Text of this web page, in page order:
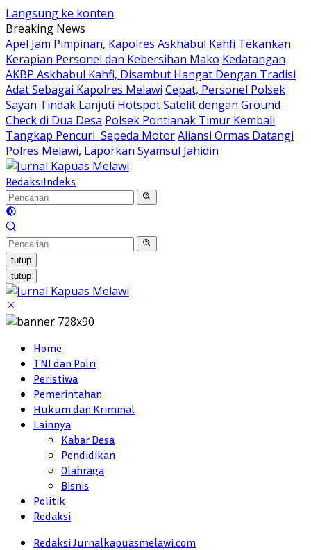
Langsung ke konten
Breaking News
Apel Jam Pimpinan, Kapolres Askhabul Kahfi Tekankan
Kerapian Personel dan Kebersihan Mako Kedatangan
AKBP Askhabul Kahfi, Disambut Hangat Dengan Tradisi
Adat Sebagai Kapolres Melawi Cepat, Personel Polsek
Sayan Tindak Lanjuti Hotspot Satelit dengan Ground
Check di Dua Desa Polsek Pontianak Timur Kembali
Tangkap Pencuri Sepeda MotorAliansi Ormas Datangi
Polres Melawi, Laporkan Syamsul Jahidin
RedaksiIndeks
tutup
tutup
Home
TNI dan Polri
Peristiwa
Pemerintahan
Hukum dan Kriminal
Lainnya
Kabar Desa
Pendidikan
Olahraga
Bisnis
Politik
Redaksi
Redaksi Jurnalkapuasmelawi.com